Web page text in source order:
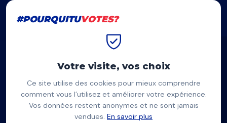
#POURQUITUVOTES?
NP
Nathalie Perrin-Gilbert
#POURQUITUVOTES?
Votre visite, vos choix
Ce site utilise des cookies pour mieux comprendre
comment vous l’utilisez et améliorer votre expérience.
Vos données restent anonymes et ne sont jamais
vendues. En savoir plus